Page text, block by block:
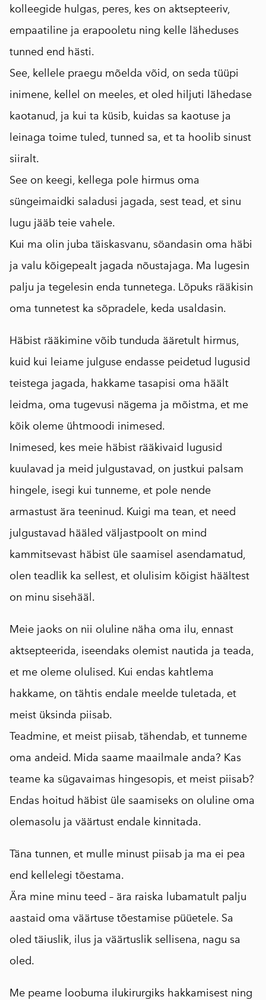
kolleegide hulgas, peres, kes on aktsepteeriv,
empaatiline ja erapooletu ning kelle läheduses
tunned end hästi.
See, kellele praegu mõelda võid, on seda tüüpi
inimene, kellel on meeles, et oled hiljuti lähedase
kaotanud, ja kui ta küsib, kuidas sa kaotuse ja
leinaga toime tuled, tunned sa, et ta hoolib sinust
siiralt.
See on keegi, kellega pole hirmus oma
süngeimaidki saladusi jagada, sest tead, et sinu
lugu jääb teie vahele.
Kui ma olin juba täiskasvanu, söandasin oma häbi
ja valu kõigepealt jagada nõustajaga. Ma lugesin
palju ja tegelesin enda tunnetega. Lõpuks rääkisin
oma tunnetest ka sõpradele, keda usaldasin.
Häbist rääkimine võib tunduda ääretult hirmus,
kuid kui leiame julguse endasse peidetud lugusid
teistega jagada, hakkame tasapisi oma häält
leidma, oma tugevusi nägema ja mõistma, et me
kõik oleme ühtmoodi inimesed.
Inimesed, kes meie häbist rääkivaid lugusid
kuulavad ja meid julgustavad, on justkui palsam
hingele, isegi kui tunneme, et pole nende
armastust ära teeninud. Kuigi ma tean, et need
julgustavad hääled väljastpoolt on mind
kammitsevast häbist üle saamisel asendamatud,
olen teadlik ka sellest, et olulisim kõigist häältest
on minu sisehääl.
Meie jaoks on nii oluline näha oma ilu, ennast
aktsepteerida, iseendaks olemist nautida ja teada,
et me oleme olulised. Kui endas kahtlema
hakkame, on tähtis endale meelde tuletada, et
meist üksinda piisab.
Teadmine, et meist piisab, tähendab, et tunneme
oma andeid. Mida saame maailmale anda? Kas
teame ka sügavaimas hingesopis, et meist piisab?
Endas hoitud häbist üle saamiseks on oluline oma
olemasolu ja väärtust endale kinnitada.
Täna tunnen, et mulle minust piisab ja ma ei pea
end kellelegi tõestama.
Ära mine minu teed – ära raiska lubamatult palju
aastaid oma väärtuse tõestamise püüetele. Sa
oled täiuslik, ilus ja väärtuslik sellisena, nagu sa
oled.
Me peame loobuma ilukirurgiks hakkamisest ning